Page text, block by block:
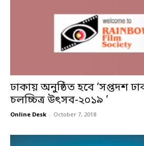
ঢাকায় অনুষ্ঠিত হবে ‘সপ্তদশ
চলচ্চিত্র উৎসব-২০১৯ ’
Online Desk - October 7, 2018